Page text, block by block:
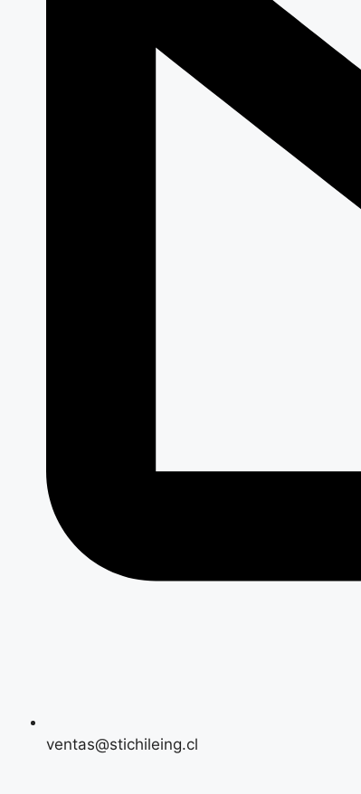
ventas@stichileing.cl